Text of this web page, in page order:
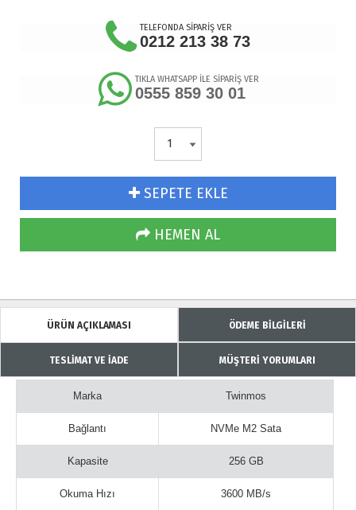
TELEFONDA SİPARİŞ VER
0212 213 38 73
TIKLA WHATSAPP İLE SİPARİŞ VER
0555 859 30 01
SEPETE EKLE
HEMEN AL
ÜRÜN AÇIKLAMASI ÖDEME BİLGİLERİ
TESLİMAT VE İADE MÜŞTERİ YORUMLARI
Marka Twinmos
Bağlantı NVMe M2 Sata
Kapasite 256 GB
Okuma Hızı 3600 MB/s